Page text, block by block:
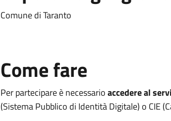
Comune di Taranto
Come fare
Per partecipare è necessarioaccedere al
(Sistema Pubblico di Identità Digitale) o CIE